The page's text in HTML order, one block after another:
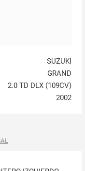
SUZUKI
GRAND
2.0 TD DLX (109CV)
2002